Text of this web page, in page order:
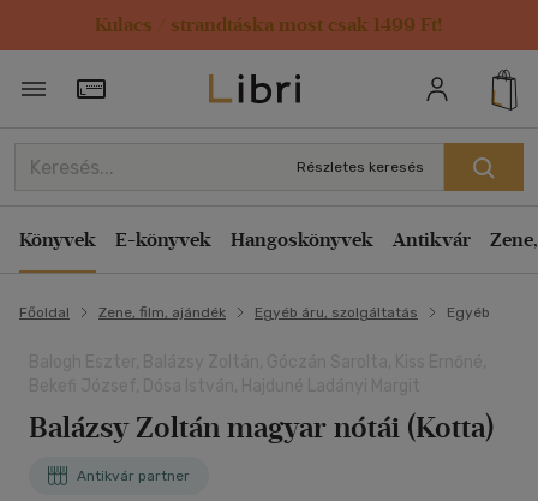
Kulacs / strandtáska most csak 1499 Ft!
Törzsvásárlói Kártya adatai
Részletes keresés
Könyvek E-könyvek Hangoskönyvek Antikvár
Főoldal Zene, film, ajándék Egyéb áru, szolgáltatás Egyéb
Balázsy Zoltán magyar nótái (Kotta)
Antikvár partner